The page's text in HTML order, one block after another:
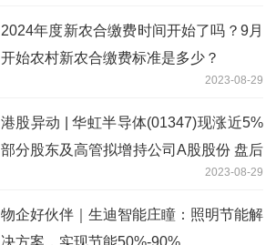
2024年度新农合缴费时间开始了吗？9月
开始农村新农合缴费标准是多少？
2023-08-29
港股异动 | 华虹半导体(01347)现涨近5%
部分股东及高管拟增持公司A股股份 盘后
2023-08-29
物企好伙伴｜生迪智能庄瞳：照明节能解
决方案，实现节能50%-90%